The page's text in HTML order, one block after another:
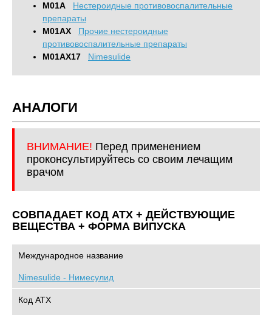
M01A
Нестероидные противовоспалительные
препараты
M01AX
Прочие нестероидные
противовоспалительные препараты
M01AX17
Nimesulide
АНАЛОГИ
ВНИМАНИЕ! Перед применением
проконсультируйтесь со своим лечащим
врачом
СОВПАДАЕТ КОД ATХ + ДЕЙСТВУЮЩИЕ
ВЕЩЕСТВА + ФОРМА ВИПУСКА
Международное название
Nimesulide - Нимесулид
Код АТХ